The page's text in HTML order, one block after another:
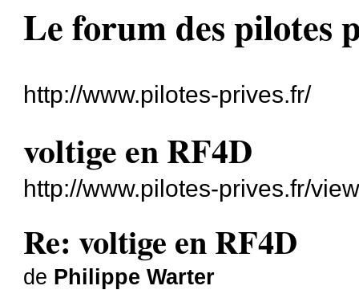
Le forum des pilotes
http://www.pilotes-prives.fr/
voltige en RF4D
http://www.pilotes-prives.fr/
Re: voltige en RF4D
de Philippe Warter